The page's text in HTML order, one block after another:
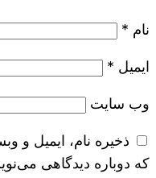
نام *
ایمیل *
وب‌ سایت
ذخیره نام، ایمیل و
که دوباره دیدگاهی